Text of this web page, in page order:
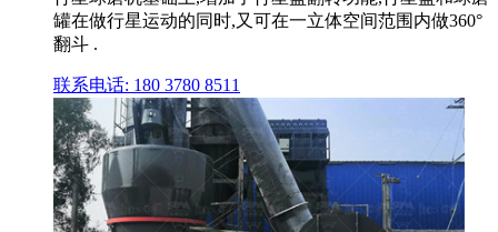
罐在做行星运动的同时,又可在一立体空间范围内做360°
翻斗 .
联系电话: 180 3780 8511